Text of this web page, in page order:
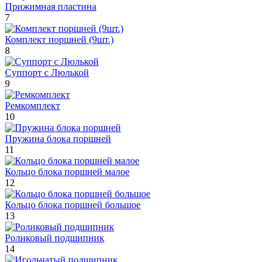
Прижимная пластина
7
Комплект поршней (9шт.)
8
Суппорт с Люлькой
9
Ремкомплект
10
Пружина блока поршней
11
Кольцо блока поршней малое
12
Кольцо блока поршней большое
13
Роликовый подшипник
14